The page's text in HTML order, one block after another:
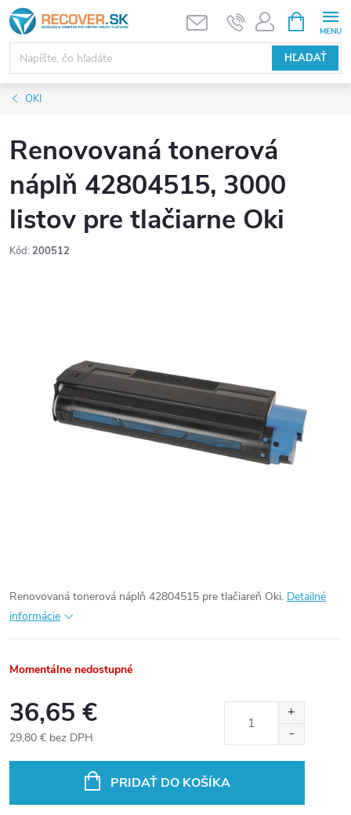
Prejsť
na
obsah
HĽADAŤ
KOŠÍK
OKI
Renovovaná tonerová
náplň 42804515, 3000
listov pre tlačiarne Oki
Kód: 200512
Renovovaná tonerová náplň 42804515 pre tlačiareň Oki. Detailné
informácie
Momentálne nedostupné
36,65 €
29,80 € bez DPH
PRIDAŤ DO KOŠÍKA